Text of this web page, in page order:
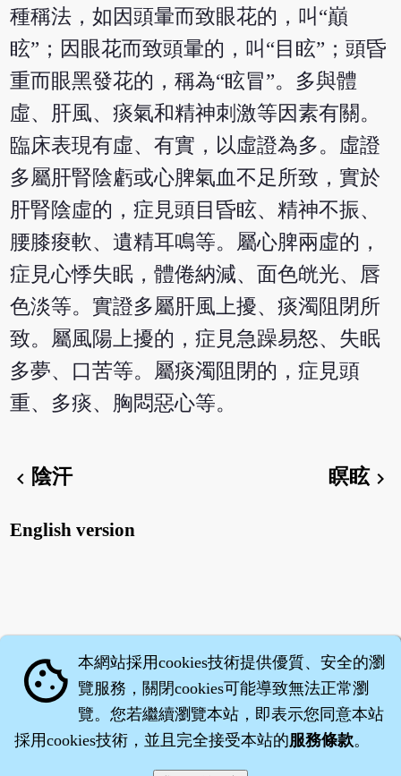
種稱法，如因頭暈而致眼花的，叫“巔
眩”；因眼花而致頭暈的，叫“目眩”；頭昏
重而眼黑發花的，稱為“眩冒”。多與體
虛、肝風、痰氣和精神刺激等因素有關。
臨床表現有虛、有實，以虛證為多。虛證
多屬肝腎陰虧或心脾氣血不足所致，實於
肝腎陰虛的，症見頭目昏眩、精神不振、
腰膝痠軟、遺精耳鳴等。屬心脾兩虛的，
症見心悸失眠，體倦納減、面色㿠光、唇
色淡等。實證多屬肝風上擾、痰濁阻閉所
致。屬風陽上擾的，症見急躁易怒、失眠
多夢、口苦等。屬痰濁阻閉的，症見頭
重、多痰、胸悶惡心等。
chevron_left 陰汗 瞑眩chevron_right
English version
cookie 本網站採用cookies技術提供優質、安全的瀏
覽服務，關閉cookies可能導致無法正常瀏
覽。您若繼續瀏覽本站，即表示您同意本站
採用cookies技術，並且完全接受本站的服務條款。